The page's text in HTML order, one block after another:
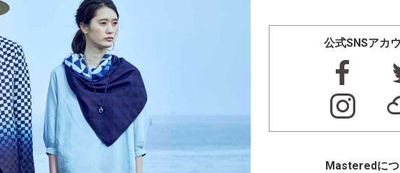
公式SNSアカ
Masteredに